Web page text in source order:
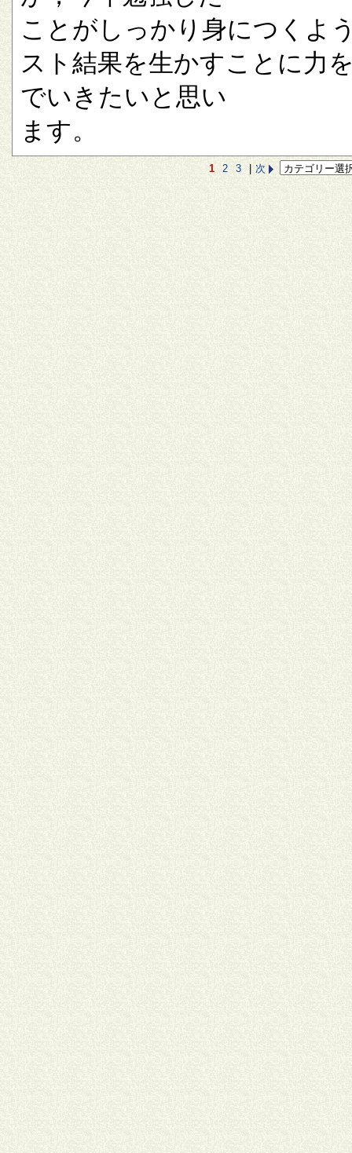
ことがしっかり身につくよ
スト結果を生かすことに力
でいきたいと思い
ます。
1 2 3 次